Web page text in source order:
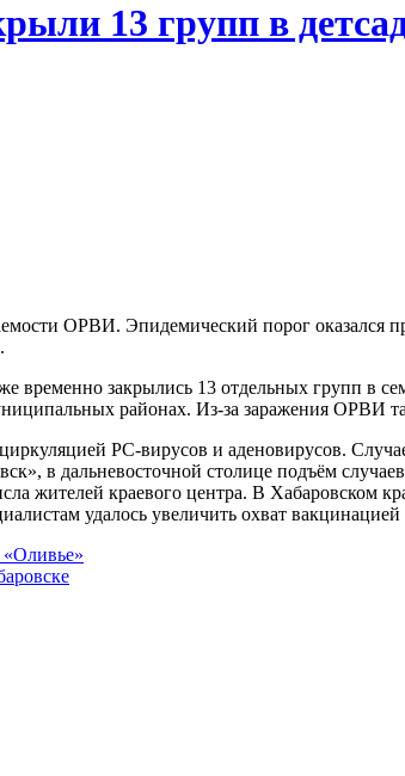
13 групп в
районах. Из-за заражения ОРВИ
в дальневосточной столице подъём
жителей краевого центра. В Хабаровском
удалось увеличить охват